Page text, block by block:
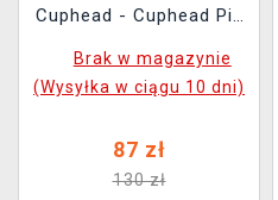
Cuphead - Cuphead Pin
Brak w magazynie
(Wysyłka w ciągu 10 dni)
87 zł
130 zł